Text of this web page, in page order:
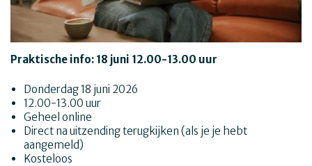
Praktische info: 18 juni 12.00-13.00 uur
Donderdag 18 juni 2026
12.00-13.00 uur
Geheel online
Direct na uitzending terugkijken (als je je hebt
aangemeld)
Kosteloos